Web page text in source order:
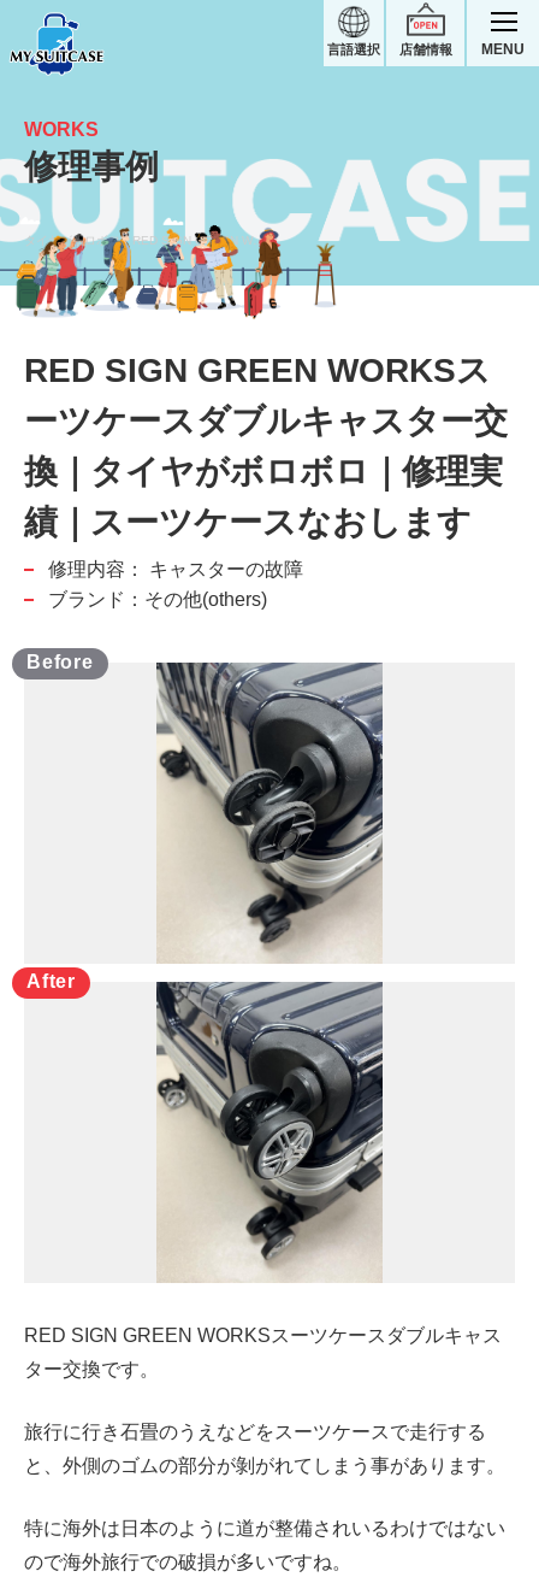
店舗情報
言語選択 MENU
タイヤがボロボロ｜RED SIGN GREEN WORKSスーツケース修理実績
WORKS
修理事例
RED SIGN GREEN WORKSス
ーツケースダブルキャスター交
換｜タイヤがボロボロ｜修理実
績｜スーツケースなおします
修理内容：
キャスターの故障
ブランド：その他(others)
RED SIGN GREEN WORKSスーツケースダブルキャス
ター交換です。
旅行に行き石畳のうえなどをスーツケースで走行する
と、外側のゴムの部分が剝がれてしまう事があります。
特に海外は日本のように道が整備されいるわけではない
ので海外旅行での破損が多いですね。